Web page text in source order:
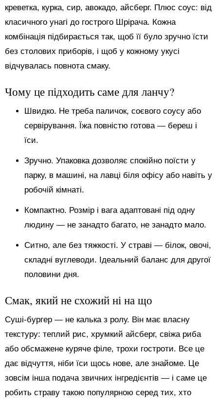
креветка, курка, сир, авокадо, айсберг. Плюс соус: від
класичного унагі до гострого Шрірача. Кожна
комбінація підбирається так, щоб її було зручно їсти
без столових приборів, і щоб у кожному укусі
відчувалась повнота смаку.
Чому це підходить саме для ланчу?
Швидко. Не треба паличок, соєвого соусу або
сервірування. Їжа повністю готова — береш і
їси.
Зручно. Упаковка дозволяє спокійно поїсти у
парку, в машині, на лавці біля офісу або навіть у
робочій кімнаті.
Компактно. Розмір і вага адаптовані під одну
людину — не занадто багато, не занадто мало.
Ситно, але без тяжкості. У страві — білок, овочі,
складні вуглеводи. Ідеальний баланс для другої
половини дня.
Смак, який не схожий ні на що
Суші-бургер — не калька з ролу. Він має власну
текстуру: теплий рис, хрумкий айсберг, свіжа риба
або обсмажене куряче філе, трохи гостроти. Все це
дає відчуття, ніби їси щось нове, але знайоме. Це
зовсім інша подача звичних інгредієнтів — і саме це
робить страву такою популярною серед тих, хто